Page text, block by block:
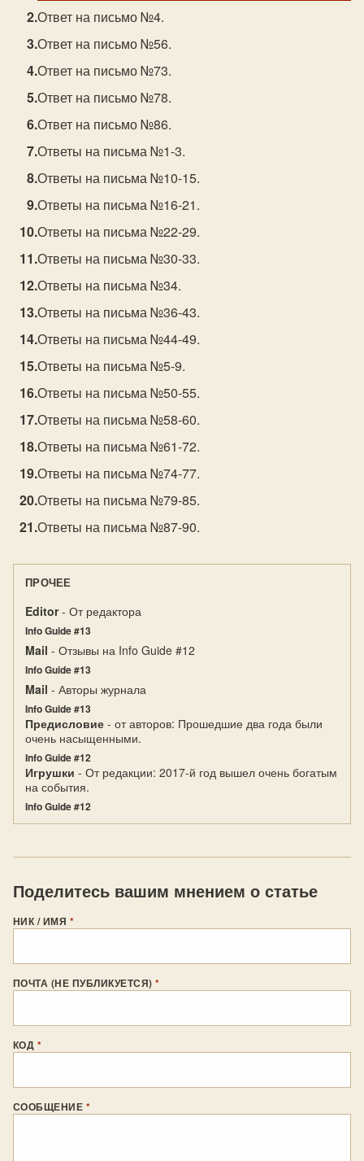
Ответ на письмо №4.
Ответ на письмо №56.
Ответ на письмо №73.
Ответ на письмо №78.
Ответ на письмо №86.
Ответы на письма №1-3.
Ответы на письма №10-15.
Ответы на письма №16-21.
Ответы на письма №22-29.
Ответы на письма №30-33.
Ответы на письма №34.
Ответы на письма №36-43.
Ответы на письма №44-49.
Ответы на письма №5-9.
Ответы на письма №50-55.
Ответы на письма №58-60.
Ответы на письма №61-72.
Ответы на письма №74-77.
Ответы на письма №79-85.
Ответы на письма №87-90.
ПРОЧЕЕ
Editor- От редактора
Info Guide #13
Mail - Отзывы на Info Guide #12
Info Guide #13
Mail - Авторы журнала
Info Guide #13
Предисловие - от авторов: Прошедшие два года были
очень насыщенными.
Info Guide #12
Игрушки - От редакции: 2017-й год вышел очень богатым
на события.
Info Guide #12
Поделитесь вашим мнением о статье
НИК / ИМЯ *
ПОЧТА (НЕ ПУБЛИКУЕТСЯ)*
КОД *
СООБЩЕНИЕ *